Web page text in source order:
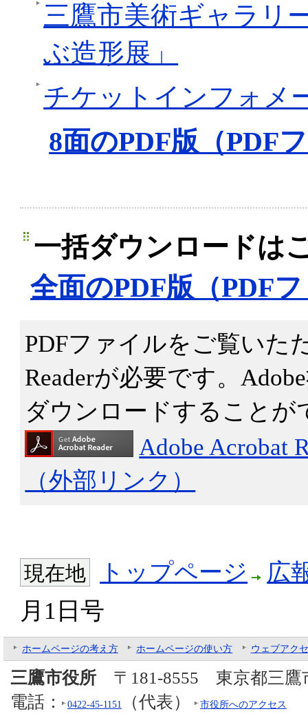
三鷹市美術ギャラリ
ぶ造形展」
チケットインフォメ
8面のPDF版（PDF
一括ダウンロードは
全面のPDF版（PDF
PDFファイルをご覧いた
Readerが必要です。
ダウンロードすることが
Adobe Acrobat
（外部リンク）
現在地 トップページ
広
月1日号
ホームページの考え方 ホームページの使い方 ウェブアク
三鷹市役所〒181-8555 東京都三鷹
電話：
0422-45-1151 （代表） 市役所へのアクセス